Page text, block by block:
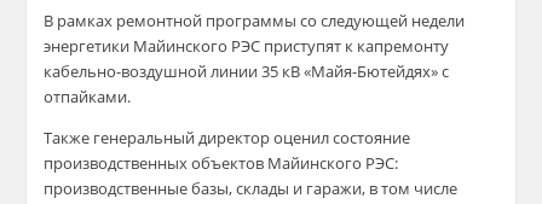
В рамках ремонтной программы со следующей недели
энергетики Майинского РЭС приступят к капремонту
кабельно-воздушной линии 35 кВ «Майя-Бютейдях» с
отпайками.
Также генеральный директор оценил состояние
производственных объектов Майинского РЭС:
производственные базы, склады и гаражи, в том числе